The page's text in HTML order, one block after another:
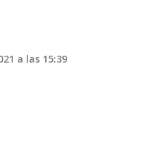
a las 15:39